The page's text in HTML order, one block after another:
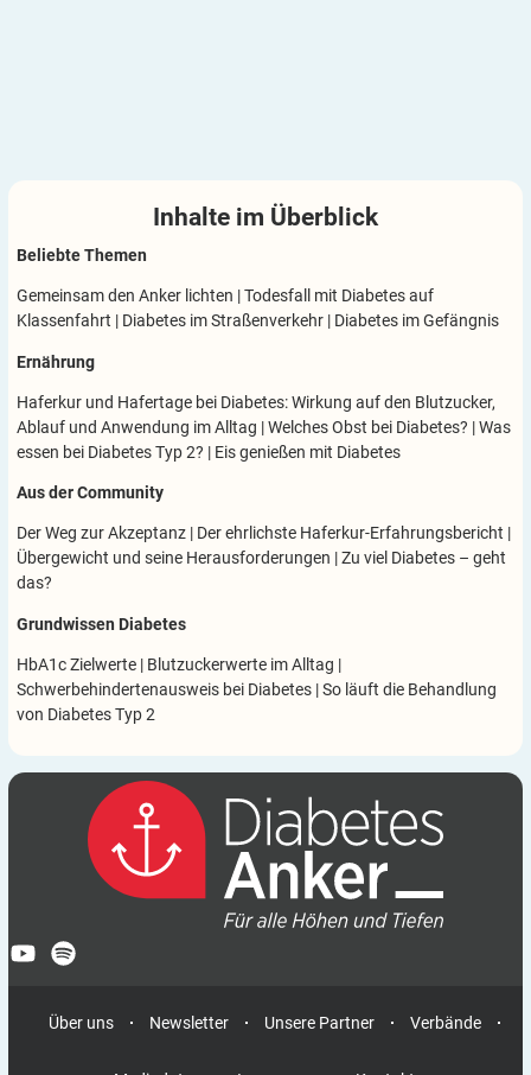
Inhalte im Überblick
Beliebte Themen
Gemeinsam den Anker lichten |Todesfall mit Diabetes auf
Klassenfahrt | Diabetes im Straßenverkehr | Diabetes im Gefängnis
Ernährung
Haferkur und Hafertage bei Diabetes: Wirkung auf den Blutzucker,
Ablauf und Anwendung im Alltag |Welches Obst bei Diabetes? |Was
essen bei Diabetes Typ 2? | Eis genießen mit Diabetes
Aus der Community
Der Weg zur Akzeptanz | Der ehrlichste Haferkur-Erfahrungsbericht |
Übergewicht und seine Herausforderungen |Zu viel Diabetes – geht
das?
Grundwissen Diabetes
HbA1c Zielwerte | Blutzuckerwerte im Alltag |
Schwerbehindertenausweis bei Diabetes |So läuft die Behandlung
von Diabetes Typ 2
Über uns Newsletter Unsere Partner Verbände